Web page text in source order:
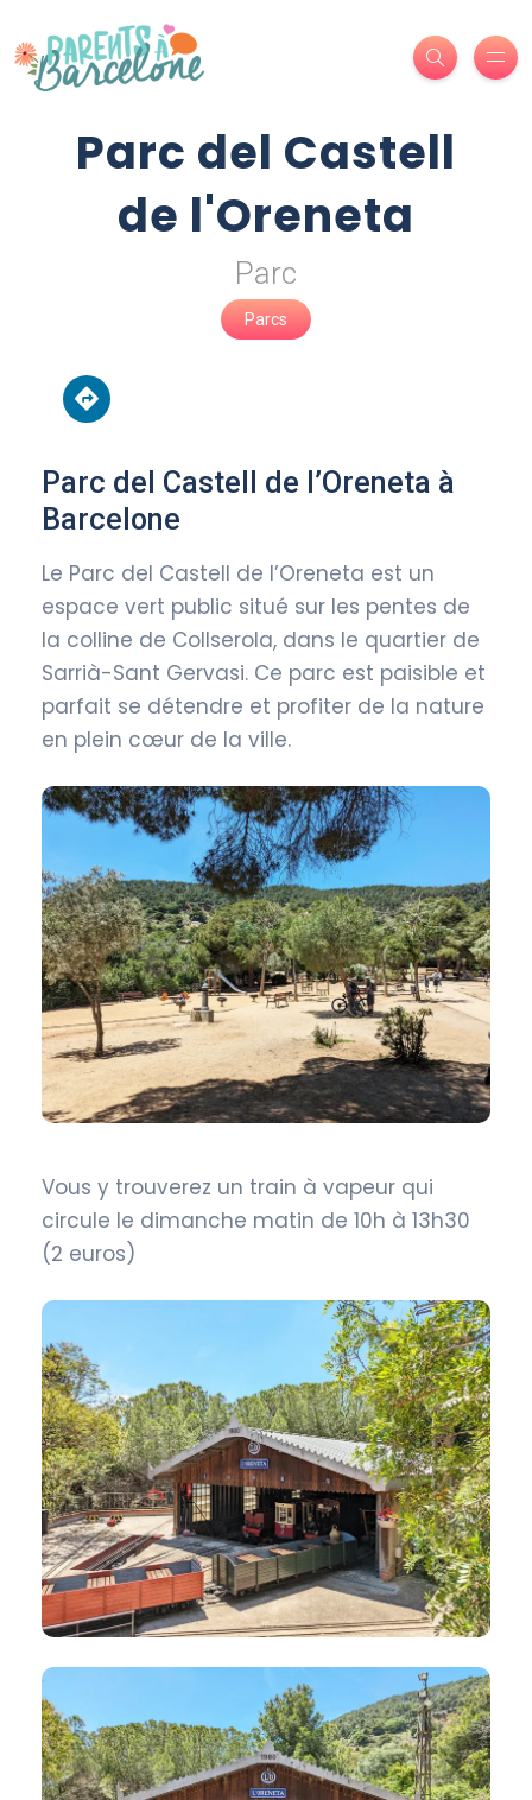
Parc del Castell
de l'Oreneta
Parc
Parcs
Parc del Castell de l’Oreneta à
Barcelone
Le Parc del Castell de l’Oreneta est un
espace vert public situé sur les pentes de
la colline de Collserola, dans le quartier de
Sarrià-Sant Gervasi. Ce parc est paisible et
parfait se détendre et profiter de la nature
en plein cœur de la ville.
Vous y trouverez un train à vapeur qui
circule le dimanche matin de 10h à 13h30
(2 euros)